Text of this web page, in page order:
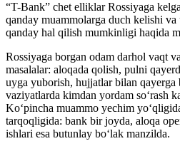
“T-Bank” chet elliklar Rossiyaga
qanday muammolarga duch kelishi
qanday hal qilish mumkinligi haqida
Rossiyaga borgan odam darhol vaqt
masalalar: aloqada qolish, pulni
uyga yuborish, hujjatlar bilan qayerga
vaziyatlarda kimdan yordam so‘rash
Ko‘pincha muammo yechim
tarqoqligida: bank bir joyda, aloqa
ishlari esa butunlay bo‘lak manzilda.